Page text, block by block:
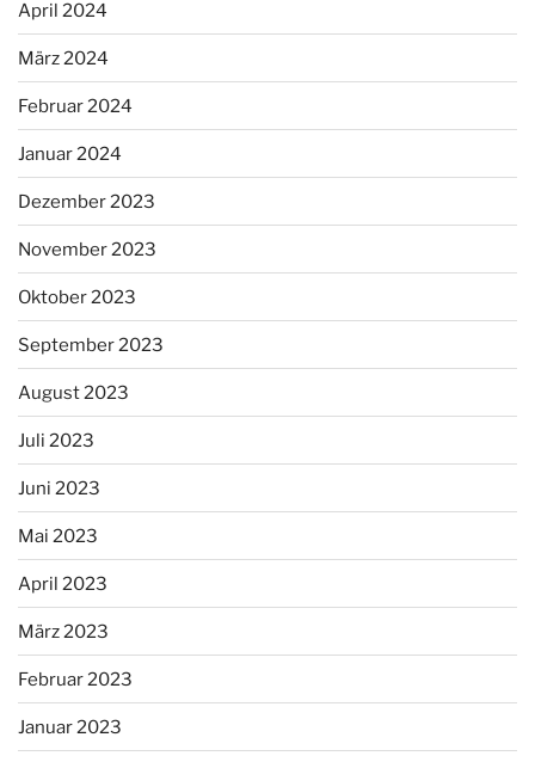
April 2024
März 2024
Februar 2024
Januar 2024
Dezember 2023
November 2023
Oktober 2023
September 2023
August 2023
Juli 2023
Juni 2023
Mai 2023
April 2023
März 2023
Februar 2023
Januar 2023